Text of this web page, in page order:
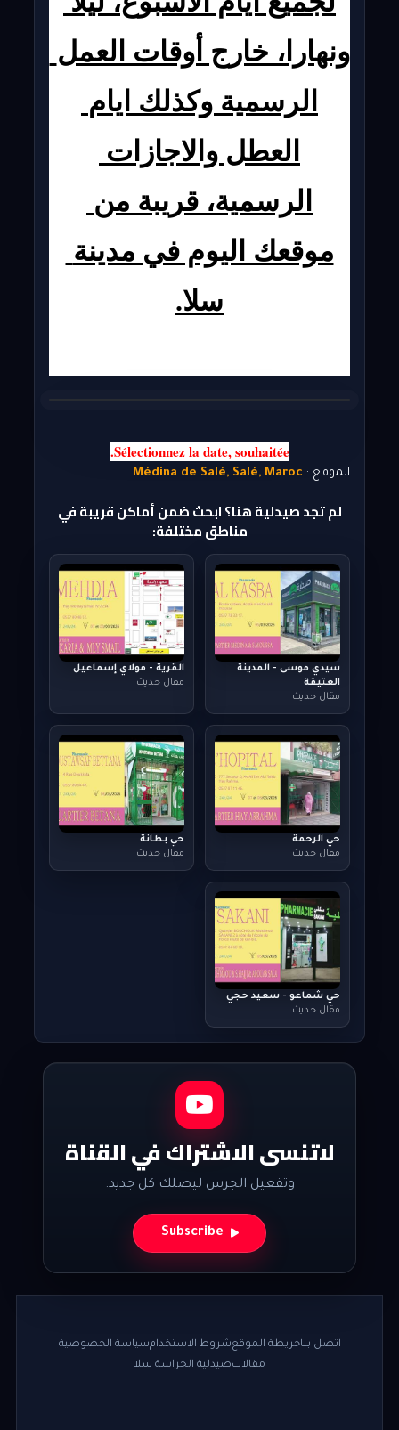
سلا.
Sélectionnez la date, souhaitée.
الموقع : Médina de Salé, Salé, Maroc
لم تجد صيدلية هنا؟ ابحث ضمن أماكن قريبة في
مناطق مختلفة:
سيدي موسى - المدينة
العتيقة
مقال حديث
القرية - مولاي إسماعيل
مقال حديث
حي الرحمة
مقال حديث
حي بطانة
مقال حديث
حي شماعو - سعيد حجي
مقال حديث
لاتنسى الاشتراك في القناة
وتفعيل الجرس ليصلك كل جديد.
Subscribe
اتصل بناخريطة الموقعشروط الاستخدامسياسة الخصوصية
مقالاتصيدلية الحراسة سلا